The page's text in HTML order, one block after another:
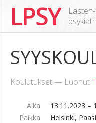
LPSY
Lasten-
Koulutukset — Luonut
Aika
13.11.2023 –
Paikka
Helsinki,